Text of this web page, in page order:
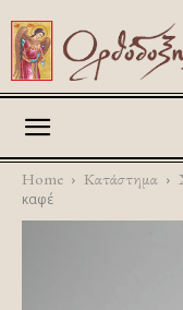
Home Κατάστημα
καφέ